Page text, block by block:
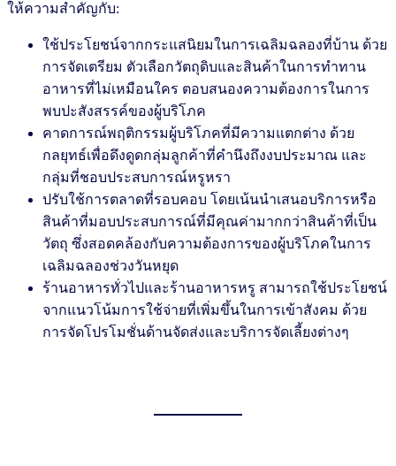
ให้ความสำคัญกับ:
ใช้ประโยชน์จากกระแสนิยมในการเฉลิมฉลองที่บ้าน ด้วย
การจัดเตรียม ตัวเลือกวัตถุดิบและสินค้าในการทำทาน
อาหารที่ไม่เหมือนใคร ตอบสนองความต้องการในการ
พบปะสังสรรค์ของผู้บริโภค
คาดการณ์พฤติกรรมผู้บริโภคที่มีความแตกต่าง ด้วย
กลยุทธ์เพื่อดึงดูดกลุ่มลูกค้าที่คำนึงถึงงบประมาณ และ
กลุ่มที่ชอบประสบการณ์หรูหรา
ปรับใช้การตลาดที่รอบคอบ โดยเน้นนำเสนอบริการหรือ
สินค้าที่มอบประสบการณ์ที่มีคุณค่ามากกว่าสินค้าที่เป็น
วัตถุ ซึ่งสอดคล้องกับความต้องการของผู้บริโภคในการ
เฉลิมฉลองช่วงวันหยุด
ร้านอาหารทั่วไปและร้านอาหารหรู สามารถใช้ประโยชน์
จากแนวโน้มการใช้จ่ายที่เพิ่มขึ้นในการเข้าสังคม ด้วย
การจัดโปรโมชั่นด้านจัดส่งและบริการจัดเลี้ยงต่างๆ